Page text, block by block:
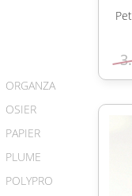
ORGANZA
OSIER
PAPIER
PLUME
POLYPRO